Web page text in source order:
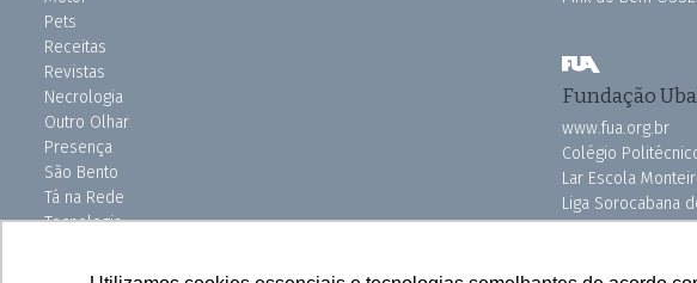
Pets
Receitas
Revistas
Necrologia
Outro Olhar
Presença
São Bento
Tá na Rede
Tecnologia
Uniso Ciência
Fundação
www.fua.org.br
Colégio
Lar Escola
Liga Sorocabana
Vila dos Velhinhos